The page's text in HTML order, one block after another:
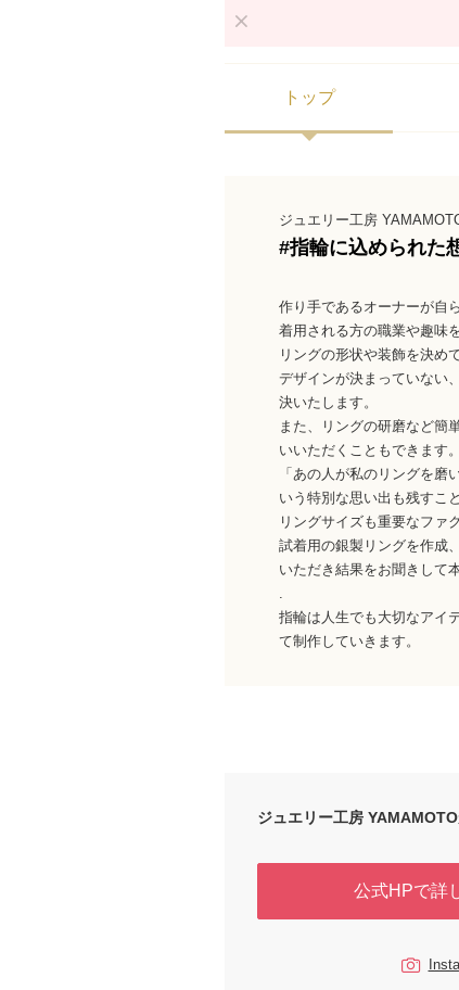
トップ
ジュエリー工房
#指輪に込められた
作り手であるオーナーが自ら
着用される方の職業や趣味
リングの形状や装飾を決め
デザインが決まっていない
決いたします。
また、リングの研磨など簡
いいただくこともできます。
「あの人が私のリングを磨
いう特別な思い出も残すこ
リングサイズも重要なファ
試着用の銀製リングを作成
いただき結果をお聞きして
.
指輪は人生でも大切なアイ
て制作していきます。
ジュエリー工房
公式HPで詳